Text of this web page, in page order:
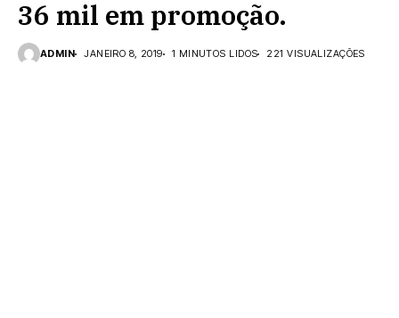
36 mil em promoção.
ADMIN JANEIRO 8, 2019 1 MINUTOS LIDOS 221 VISUALIZAÇÕES